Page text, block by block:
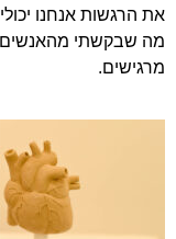
את הרגשות אנחנו
מה שבקשתי
מרגישים.